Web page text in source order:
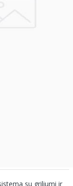
su griliumi ir